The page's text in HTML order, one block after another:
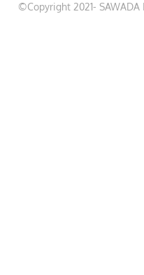
©Copyright 2021-